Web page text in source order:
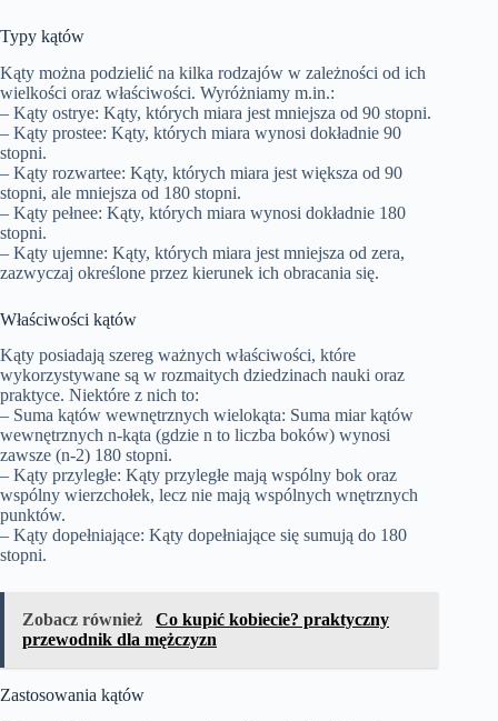
Typy kątów
Kąty można podzielić na kilka rodzajów w zależności od ich
wielkości oraz właściwości. Wyróżniamy m.in.:
– Kąty ostrye: Kąty, których miara jest mniejsza od 90 stopni.
– Kąty prostee: Kąty, których miara wynosi dokładnie 90
stopni.
– Kąty rozwartee: Kąty, których miara jest większa od 90
stopni, ale mniejsza od 180 stopni.
– Kąty pełnee: Kąty, których miara wynosi dokładnie 180
stopni.
– Kąty ujemne: Kąty, których miara jest mniejsza od zera,
zazwyczaj określone przez kierunek ich obracania się.
Właściwości kątów
Kąty posiadają szereg ważnych właściwości, które
wykorzystywane są w rozmaitych dziedzinach nauki oraz
praktyce. Niektóre z nich to:
– Suma kątów wewnętrznych wielokąta: Suma miar kątów
wewnętrznych n-kąta (gdzie n to liczba boków) wynosi
zawsze (n-2) 180 stopni.
– Kąty przyległe: Kąty przyległe mają wspólny bok oraz
wspólny wierzchołek, lecz nie mają wspólnych wnętrznych
punktów.
– Kąty dopełniające: Kąty dopełniające się sumują do 180
stopni.
Zobacz również
Co kupić kobiecie? praktyczny
przewodnik dla mężczyzn
Zastosowania kątów